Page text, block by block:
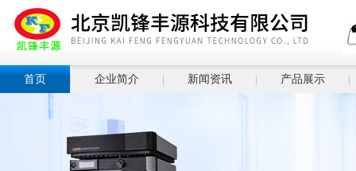
首页 企业简介 新闻资讯 产品展示